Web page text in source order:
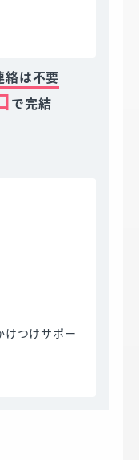
絡は不要
で完結
けつけサポー